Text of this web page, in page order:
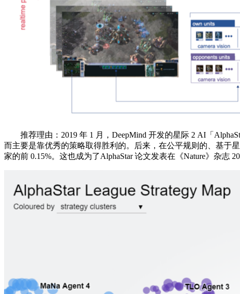
推荐理由：2019 年 1 月，DeepMind 开发的星际 2 AI「
而主要是靠优秀的策略取得胜利的。后来，在公平规则的、基于
家的前 0.15%。这也成为了AlphaStar 论文发表在《Nature》杂志